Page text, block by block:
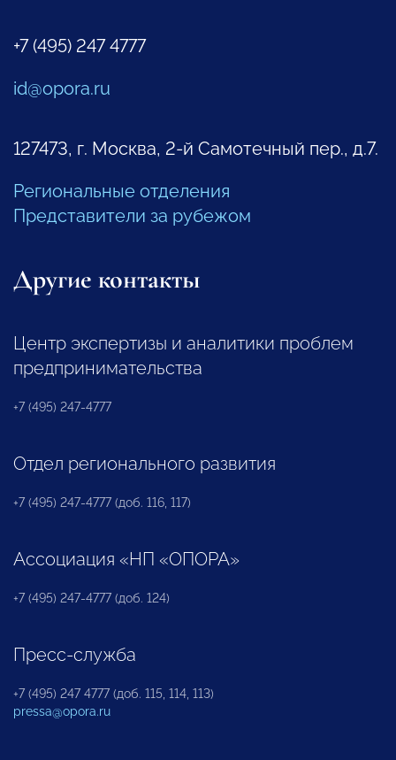
+7 (495) 247 4777
id@opora.ru
127473, г. Москва, 2-й Самотечный пер., д.7.
Региональные отделения
Представители за рубежом
Другие контакты
Центр экспертизы и аналитики проблем
предпринимательства
+7 (495) 247-4777
Отдел регионального развития
+7 (495) 247-4777 (доб. 116, 117)
Ассоциация «НП «ОПОРА»
+7 (495) 247-4777 (доб. 124)
Пресс-служба
+7 (495) 247 4777 (доб. 115, 114, 113)
pressa@opora.ru